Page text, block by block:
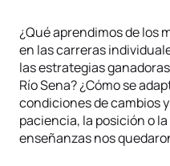
¿Qué aprendimos de los
en las carreras
las estrategias
Río Sena? ¿Cómo se
condiciones de cambios
paciencia, la posición o
enseñanzas nos